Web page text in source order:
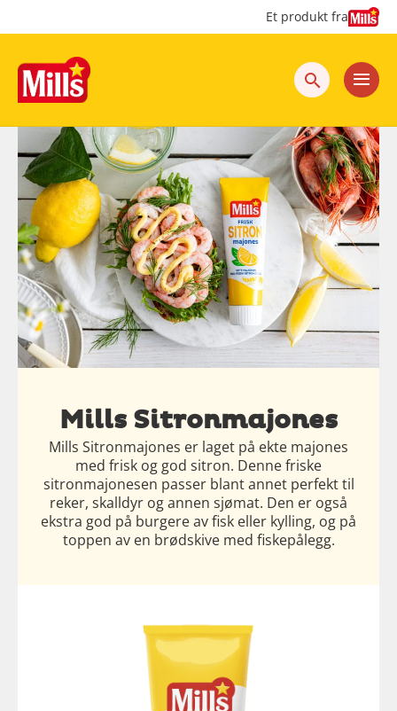
Et produkt fra
Mills Sitronmajones
Mills Sitronmajones er laget på ekte majones
med frisk og god sitron. Denne friske
sitronmajonesen passer blant annet perfekt til
reker, skalldyr og annen sjømat. Den er også
ekstra god på burgere av fisk eller kylling, og på
toppen av en brødskive med fiskepålegg.